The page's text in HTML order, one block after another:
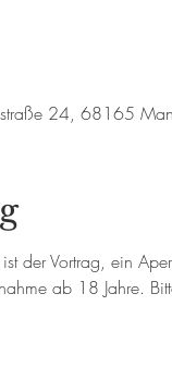
24, 68165
der Vortrag, ein
ab 18 Jahre.